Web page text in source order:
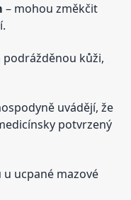
– mohou změkčit
podrážděnou kůži,
uvádějí, že
potvrzený
ucpané mazové